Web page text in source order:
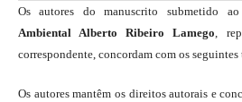
Os autores do manuscrito submetido
Ambiental Alberto Ribeiro Lamego,
correspondente, concordam com os seguintes
Os autores mantêm os direitos autorais e